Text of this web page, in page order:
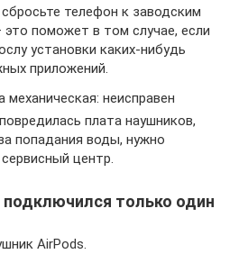
телефон к заводским
поможет в том случае, если
установки каких-нибудь
приложений.
механическая: неисправен
плата наушников,
попадания воды, нужно
центр.
только один
AirPods.